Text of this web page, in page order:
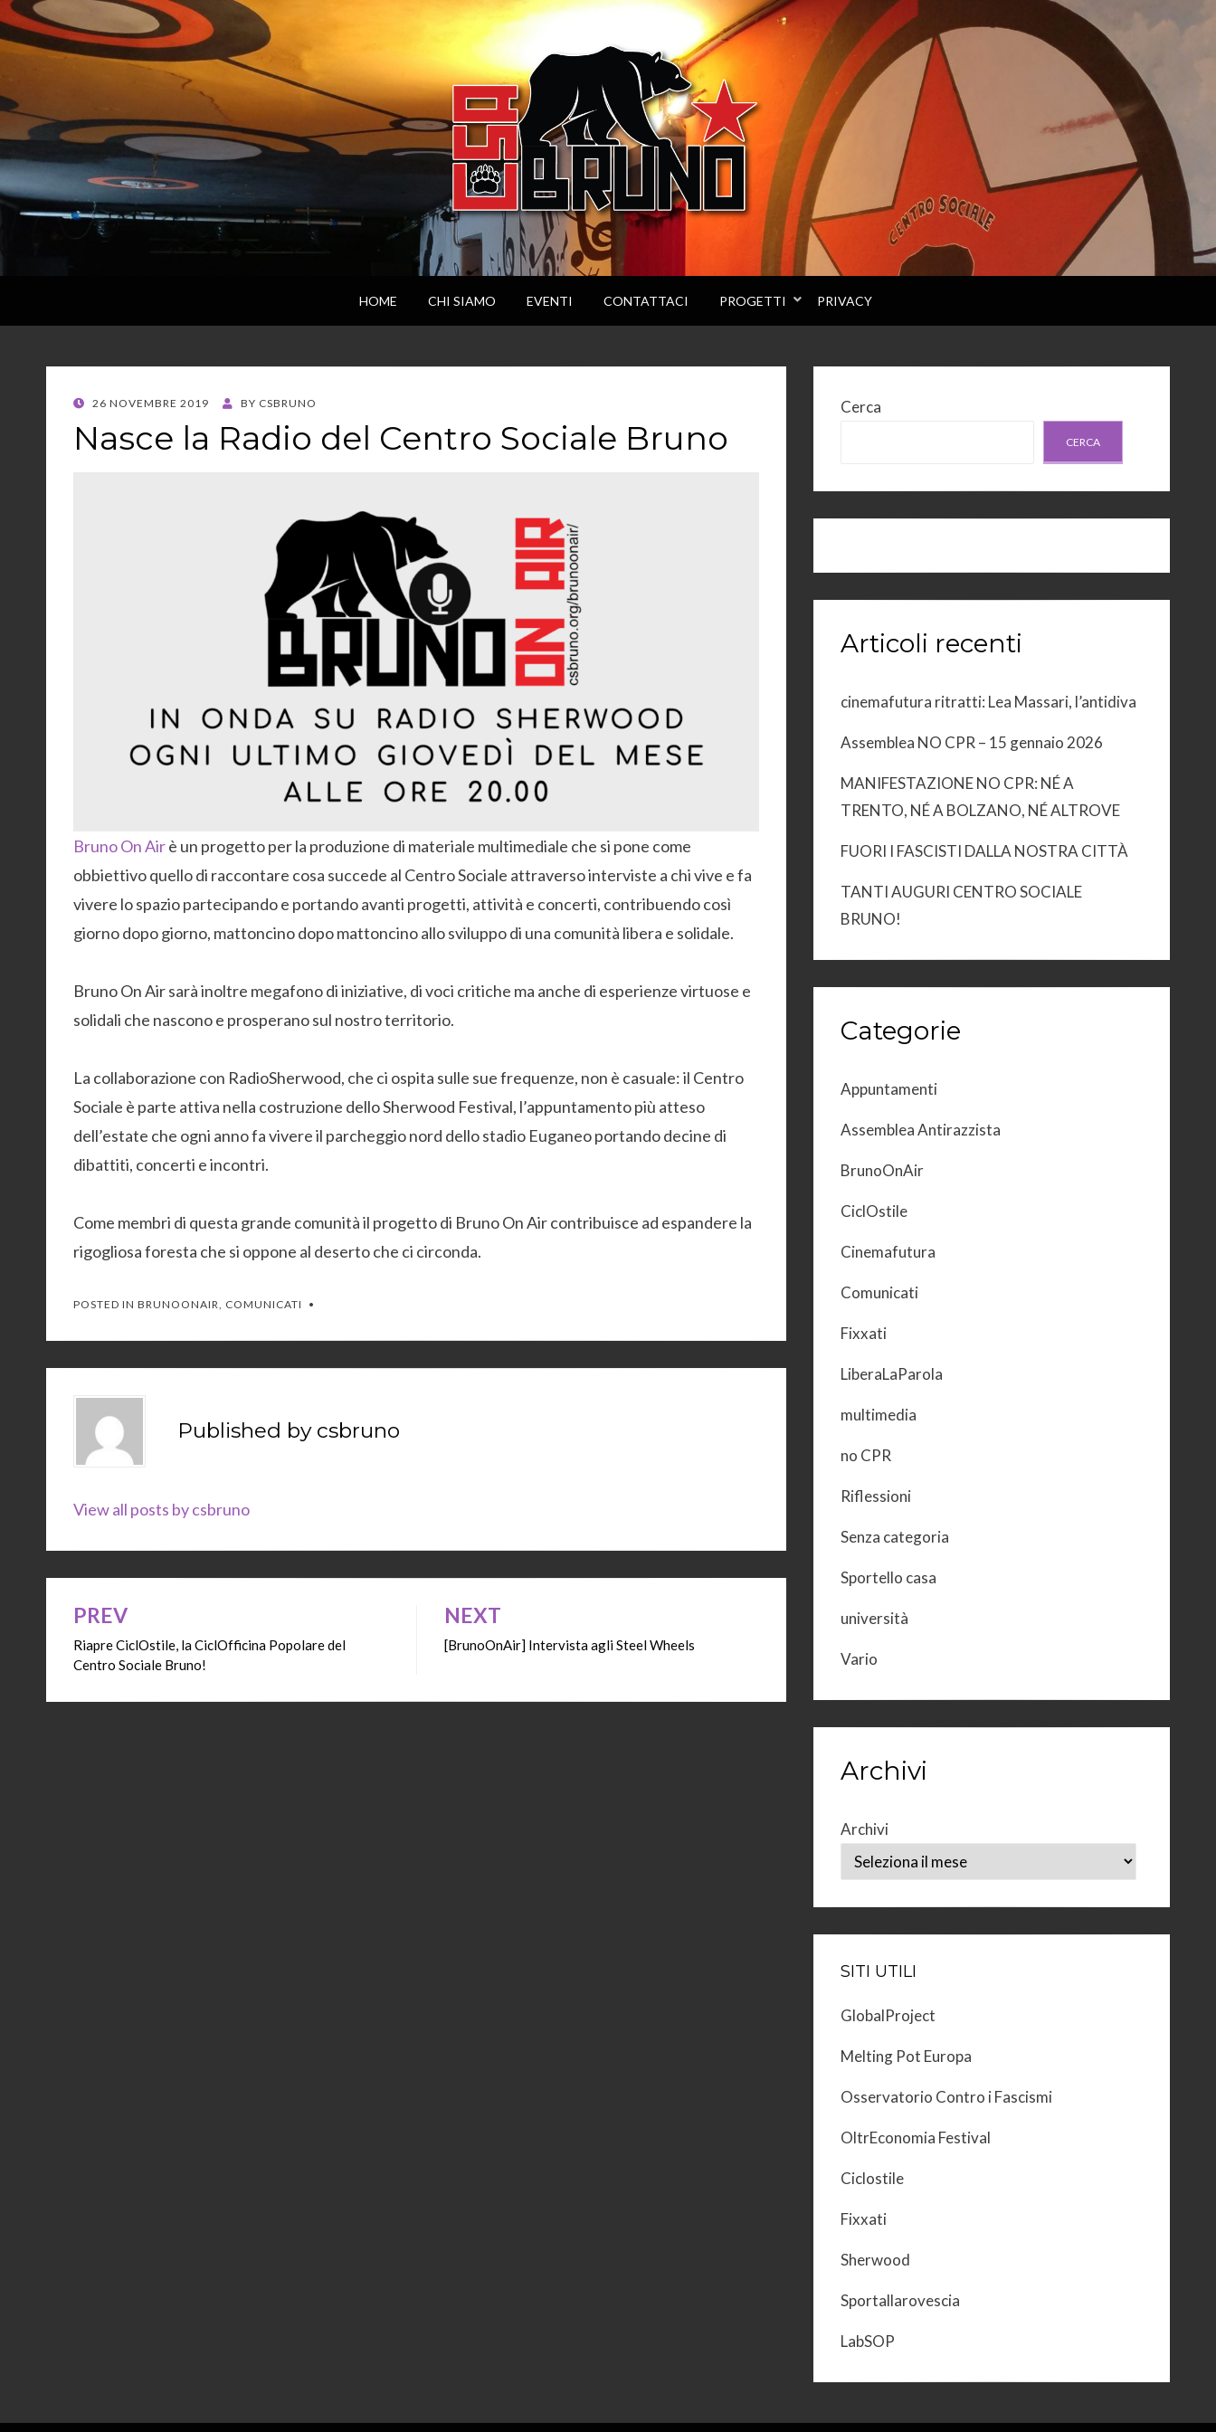
HOME CHI SIAMO EVENTI CONTATTACI PROGETTI PRIVACY
POSTED
26 NOVEMBRE 2019 BY CSBRUNO
Nasce la Radio del Centro Sociale Bruno
Bruno On Airè un progetto per la produzione di materiale multimediale che si pone come
obbiettivo quello di raccontare cosa succede al Centro Sociale attraverso interviste a chi vive e fa
vivere lo spazio partecipando e portando avanti progetti, attività e concerti, contribuendo così
giorno dopo giorno, mattoncino dopo mattoncino allo sviluppo di una comunità libera e solidale.
Bruno On Air sarà inoltre megafono di iniziative, di voci critiche ma anche di esperienze virtuose e
solidali che nascono e prosperano sul nostro territorio.
La collaborazione con RadioSherwood, che ci ospita sulle sue frequenze, non è casuale: il Centro
Sociale è parte attiva nella costruzione dello Sherwood Festival, l’appuntamento più atteso
dell’estate che ogni anno fa vivere il parcheggio nord dello stadio Euganeo portando decine di
dibattiti, concerti e incontri.
Come membri di questa grande comunità il progetto di Bruno On Air contribuisce ad espandere la
rigogliosa foresta che si oppone al deserto che ci circonda.
POSTED IN BRUNOONAIR COMUNICATI
Published by csbruno
View all posts by csbruno
Navigazione
articoli
PREV
Riapre CiclOstile, la CiclOfficina Popolare del
Centro Sociale Bruno!
NEXT
[BrunoOnAir] Intervista agli Steel Wheels
Cerca
CERCA
Articoli recenti
cinemafutura ritratti: Lea Massari, l’antidiva
Assemblea NO CPR – 15 gennaio 2026
MANIFESTAZIONE NO CPR: NÉ A
TRENTO, NÉ A BOLZANO, NÉ ALTROVE
FUORI I FASCISTI DALLA NOSTRA CITTÀ
TANTI AUGURI CENTRO SOCIALE
BRUNO!
Categorie
Appuntamenti
Assemblea Antirazzista
BrunoOnAir
CiclOstile
Cinemafutura
Comunicati
Fixxati
LiberaLaParola
multimedia
no CPR
Riflessioni
Senza categoria
Sportello casa
università
Vario
Archivi
Archivi
SITI UTILI
GlobalProject
Melting Pot Europa
Osservatorio Contro i Fascismi
OltrEconomia Festival
Ciclostile
Fixxati
Sherwood
Sportallarovescia
LabSOP